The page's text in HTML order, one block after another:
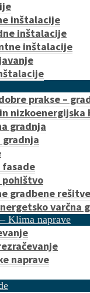
inštalacije
inštalacije
inštalacije
prakse –
nizkoenergijska
gradnja
gradnja
fasade
pohištvo
gradbene rešitve
varčna
Klima naprave
naprave